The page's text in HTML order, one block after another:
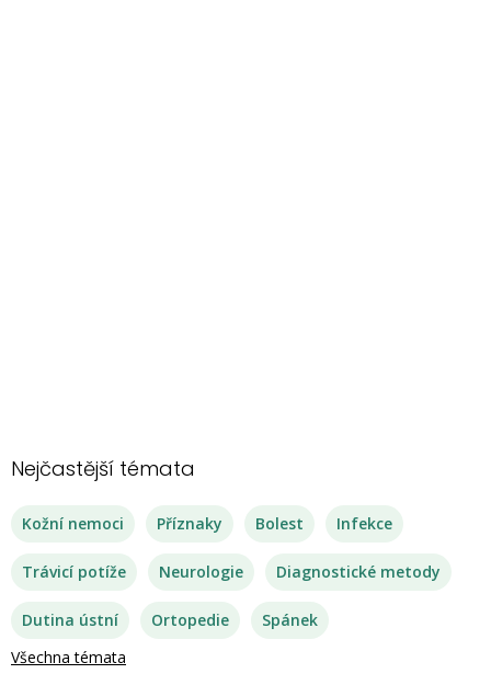
Nejčastější témata
Kožní nemoci Příznaky Bolest Infekce
Trávicí potíže Neurologie Diagnostické metody
Dutina ústní Ortopedie
Spánek
Všechna témata